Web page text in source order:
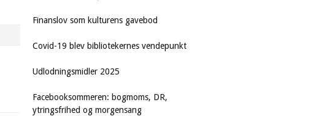
Finanslov som kulturens gavebod
Covid-19 blev bibliotekernes vendepunkt
Udlodningsmidler 2025
Facebooksommeren: bogmoms, DR,
ytringsfrihed og morgensang